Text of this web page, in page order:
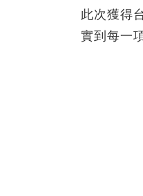
此次獲得
實到每一